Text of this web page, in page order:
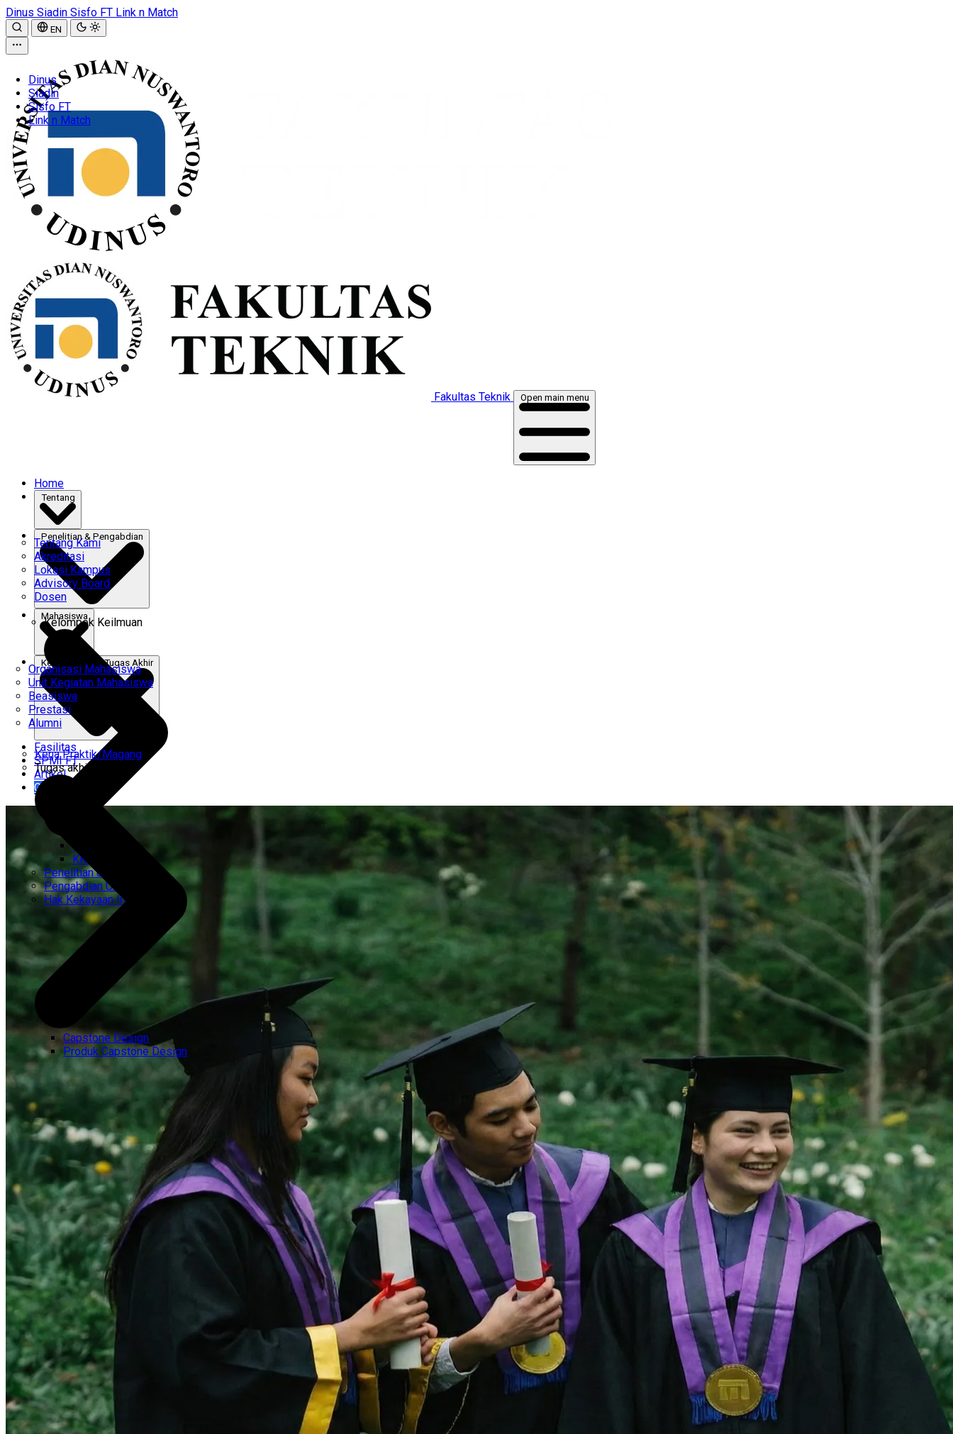
Dinus Siadin Sisfo FT Link n Match
EN
Dinus
Siadin
Sisfo FT
Link n Match
Fakultas Teknik Open main menu
Home
Tentang Kami
Akreditasi
Lokasi Kampus
Advisory Board
Dosen
Kelompok Keilmuan
CEMTI
KK Regresi
Penelitian Unggulan
Pengabdian Unggulan
Hak Kekayaan Intelektual
Mahasiswa
Organisasi Mahasiswa
Unit Kegiatan Mahasiswa
Beasiswa
Prestasi
Alumni
Kerja Praktik & Tugas Akhir
Kerja Praktik/Magang
Tugas akhir
Capstone Design
Produk Capstone Design
Fasilitas
SPMI FT
Artikel
Gabung Kami